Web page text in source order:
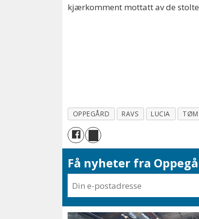
kjærkomment mottatt av de
OPPEGÅRD RAVS LUCIA
Få nyheter fra